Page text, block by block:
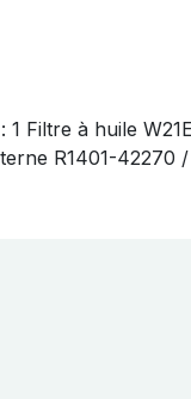
1 Filtre à huile
R1401-42270